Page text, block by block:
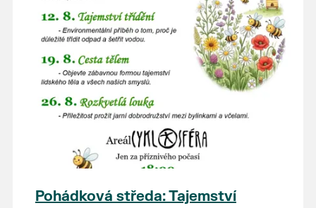
Pohádková středa: Tajemství